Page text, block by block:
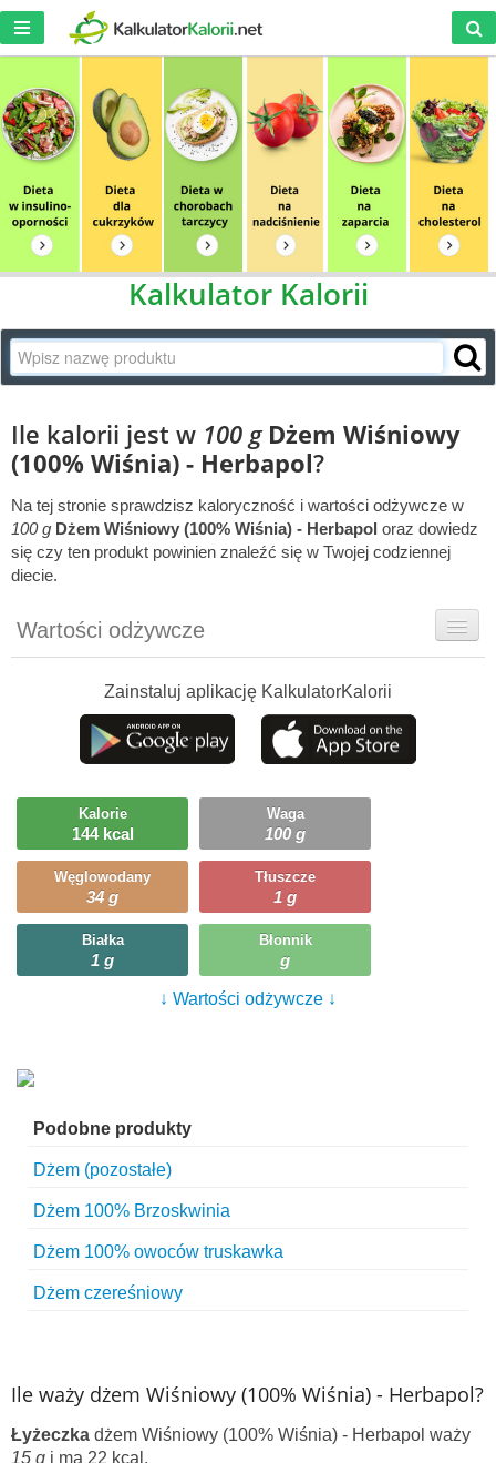
Kalkulator Kalorii
Ile kalorii jest w 100 g Dżem Wiśniowy
(100% Wiśnia) - Herbapol?
Na tej stronie sprawdzisz kaloryczność i wartości odżywcze w
100 g Dżem Wiśniowy (100% Wiśnia) - Herbapol oraz dowiedz
się czy ten produkt powinien znaleźć się w Twojej codziennej
diecie.
Wartości odżywcze
Ciekawostki
Ile możesz zjeść?
Zainstaluj aplikację KalkulatorKalorii
Kalorie
144 kcal
Waga
100 g
Węglowodany
34 g
Tłuszcze
1 g
Białka
1 g
Błonnik
g
↓ Wartości odżywcze ↓
Podobne produkty
Dżem (pozostałe)
Dżem 100% Brzoskwinia
Dżem 100% owoców truskawka
Dżem czereśniowy
Ile waży dżem Wiśniowy (100% Wiśnia) - Herbapol?
Łyżeczka dżem Wiśniowy (100% Wiśnia) - Herbapol waży
15 g i ma 22 kcal.